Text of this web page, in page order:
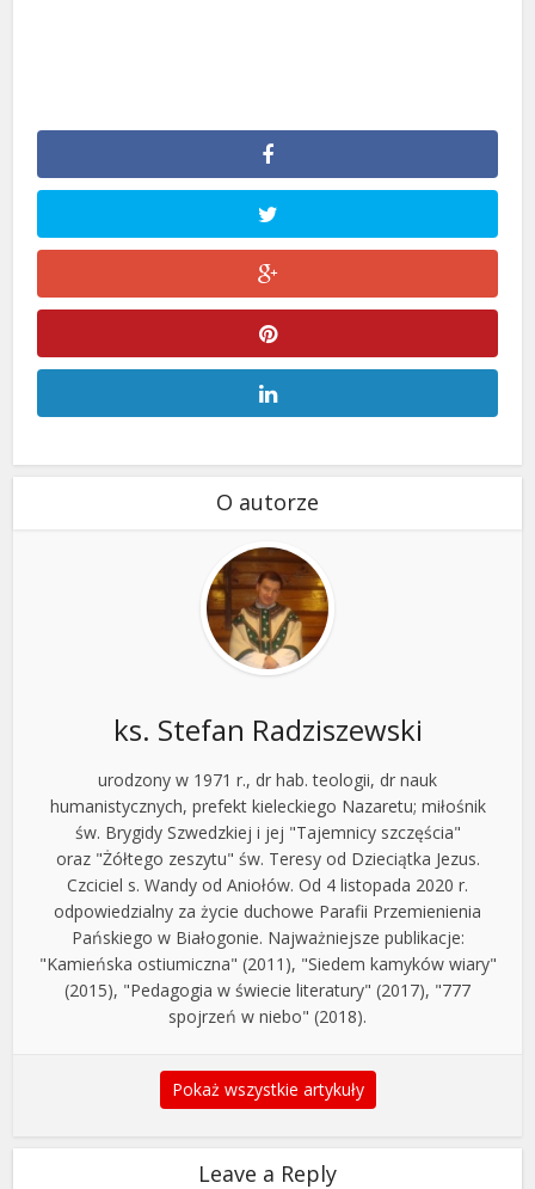
O autorze
ks. Stefan Radziszewski
urodzony w 1971 r., dr hab. teologii, dr nauk
humanistycznych, prefekt kieleckiego Nazaretu; miłośnik
św. Brygidy Szwedzkiej i jej "Tajemnicy szczęścia"
oraz "Żółtego zeszytu" św. Teresy od Dzieciątka Jezus.
Czciciel s. Wandy od Aniołów. Od 4 listopada 2020 r.
odpowiedzialny za życie duchowe Parafii Przemienienia
Pańskiego w Białogonie. Najważniejsze publikacje:
"Kamieńska ostiumiczna" (2011), "Siedem kamyków wiary"
(2015), "Pedagogia w świecie literatury" (2017), "777
spojrzeń w niebo" (2018).
Pokaż wszystkie artykuły
Leave a Reply